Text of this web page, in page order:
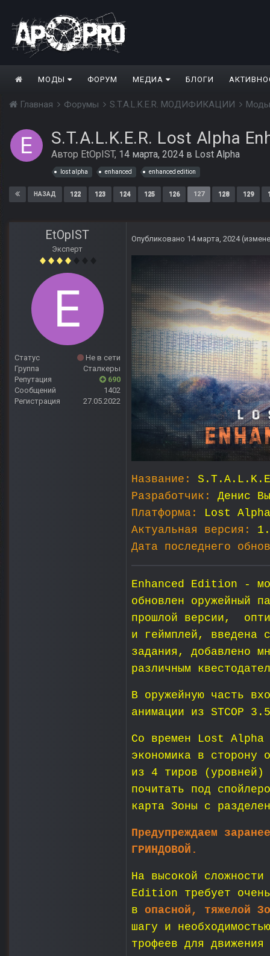
МОДЫ ФОРУМ МЕДИА БЛОГИ
Главная Форумы S.T.A.L.K.E.R. МОДИФИКАЦИИ
S.T.A.L.K.E.R. Lost Alpha
Автор EtOpIST, 14 марта, 2024 в Lost Alpha
lost alpha enhanced enhanced edition
НАЗАД 122 123 124 125 126 127 128 129
EtOpIST
Эксперт
Статус
Не в сети
Группа
Сталкеры
Репутация
690
Сообщений
1402
Регистрация
27.05.2022
Опубликовано 14 марта, 2024
Название:
Разработчик:
Денис
Платформа:
Lost
Актуальная версия:
Дата последнего
Enhanced Edition -
обновлен оружейный
прошлой версии,
и геймплей, введена
задания, добавлено
различным
В оружейную часть
анимации из STCOP
Со времен Lost Alpha
экономика в сторону
из 4 тиров (уровней)
почитать под
карта Зоны с
Предупреждаем
ГРИНДОВОЙ.
На высокой
Edition требует
в опасной, тяжелой
шагу и
трофеев для